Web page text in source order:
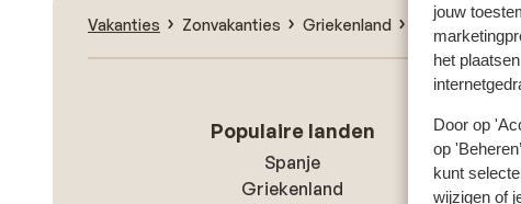
jouw
het
Door op
op
kunt
wijzigen of
Vakanties Zonvakanties Griekenland Kreta
Populaire landen
Spanje
Griekenland